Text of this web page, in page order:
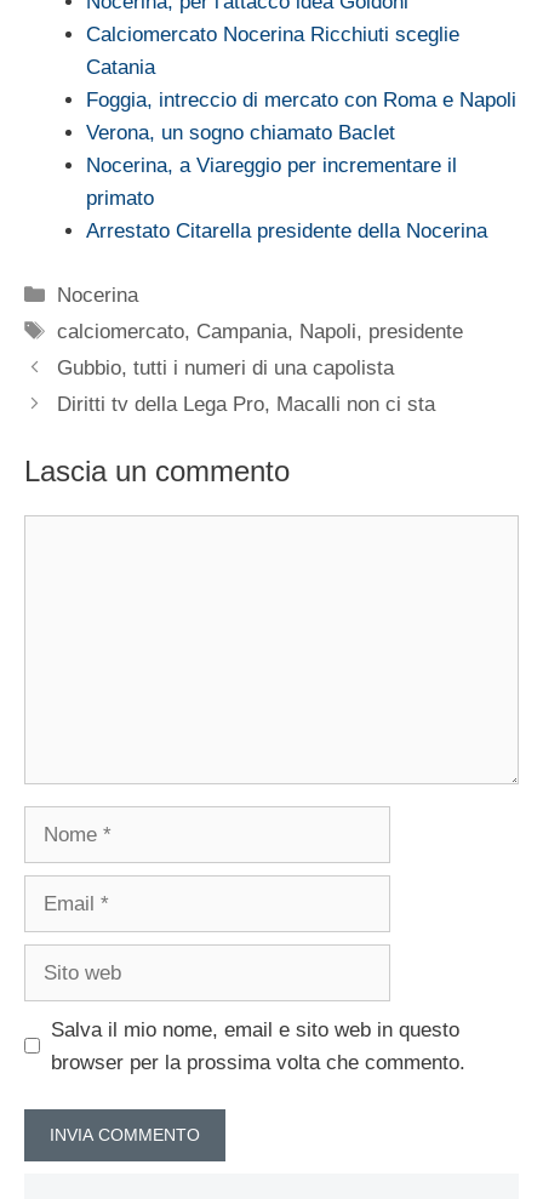
Calciomercato Nocerina Ricchiuti sceglie
Catania
Foggia, intreccio di mercato con Roma e Napoli
Verona, un sogno chiamato Baclet
Nocerina, a Viareggio per incrementare il
primato
Arrestato Citarella presidente della Nocerina
Categorie
Nocerina
Tag
calciomercato, Campania, Napoli, presidente
Gubbio, tutti i numeri di una capolista
Diritti tv della Lega Pro, Macalli non ci sta
Lascia un commento
Nome
Email
Sito
Salva il mio nome, email e sito web in questo
browser per la prossima volta che commento.